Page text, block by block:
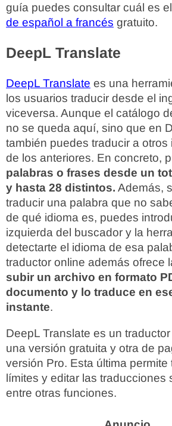
guía puedes consultar cuál es el
de español a francés gratuito.
DeepL Translate
DeepL Translate es una
los usuarios traducir desde el
viceversa. Aunque el catálogo
no se queda aquí, sino que en
también puedes traducir a otros
de los anteriores. En concreto,
palabras o frases desde un
y hasta 28 distintos. Además,
traducir una palabra que no
de qué idioma es, puedes
izquierda del buscador y la
detectarte el idioma de esa
traductor online además ofrece
subir un archivo en formato
documento y lo traduce en
instante.
DeepL Translate es un
una versión gratuita y otra de
versión Pro. Esta última permite
límites y editar las traducciones
entre otras funciones.